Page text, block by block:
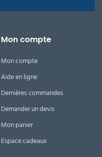
Mon compte
Mon compte
Aide en ligne
Dernières commandes
Demander un devis
Mon panier
Espace cadeaux